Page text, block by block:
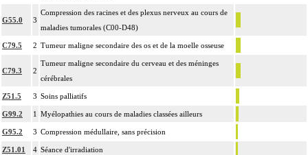
G55.0 3
Compression des racines et des plexus nerveux au cours de
maladies tumorales (C00-D48)
C79.5 2 Tumeur maligne secondaire des os et de la moelle osseuse
C79.3 2
Tumeur maligne secondaire du cerveau et des méninges
cérébrales
Z51.5 3 Soins palliatifs
G99.2 1 Myélopathies au cours de maladies classées ailleurs
G95.2 3 Compression médullaire, sans précision
Z51.01 4 Séance d'irradiation